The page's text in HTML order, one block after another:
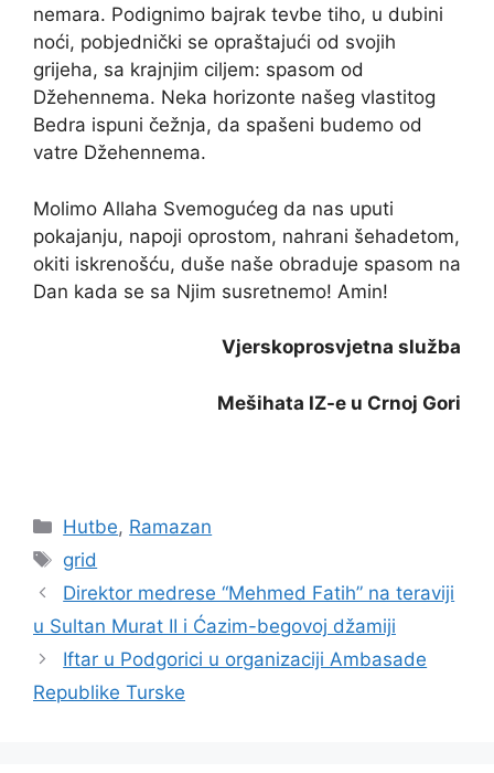
nemara. Podignimo bajrak tevbe tiho, u dubini
noći, pobjednički se opraštajući od svojih
grijeha, sa krajnjim ciljem: spasom od
Džehennema. Neka horizonte našeg vlastitog
Bedra ispuni čežnja, da spašeni budemo od
vatre Džehennema.
Molimo Allaha Svemogućeg da nas uputi
pokajanju, napoji oprostom, nahrani šehadetom,
okiti iskrenošću, duše naše obraduje spasom na
Dan kada se sa Njim susretnemo! Amin!
Vjerskoprosvjetna služba
Mešihata IZ-e u Crnoj Gori
Kategorije
Hutbe, Ramazan
Oznake
grid
Direktor medrese “Mehmed Fatih” na teraviji
u Sultan Murat II i Ćazim-begovoj džamiji
Iftar u Podgorici u organizaciji Ambasade
Republike Turske